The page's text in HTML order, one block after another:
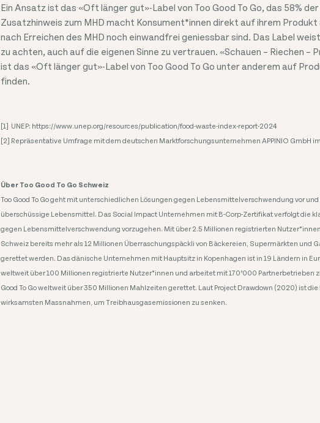
Ein Ansatz ist das «Oft länger gut»-Label von Too Good To Go, das 58%
Zusatzhinweis zum MHD macht Konsument*innen direkt auf ihrem
nach Erreichen des MHD noch einwandfrei geniessbar sind. Das Label
zu achten, auch auf die eigenen Sinne zu vertrauen. «Schauen – Riechen –
ist das «Oft länger gut»-Label von Too Good To Go unter anderem auf
finden.
[1] ​ UNEP: https://www.unep.org/resources/publication/food-waste-index-report-2024
[2] Repräsentative Umfrage mit dem deutschen Marktforschungsunternehmen APPINIO GmbH
Über Too Good To Go Schweiz
Too Good To Go geht mit unterschiedlichen Lösungen gegen Lebensmittelverschwendung vor
überschüssige Lebensmittel. Das Social Impact Unternehmen mit B-Corp-Zertifikat verfolgt die
gegen Lebensmittelverschwendung vorzugehen. Mit über 2.5 Millionen registrierten
Schweiz bereits mehr als 12 Millionen Überraschungspäckli von Bäckereien, Supermärkten und
gerettet werden. ​Das dänische Unternehmen mit Hauptsitz in Kopenhagen ist in 19 Ländern in
weltweit über 100 Millionen registrierte Nutzer*innen und arbeitet mit 170’000 Partnerbetrieben
Good To Go weltweit über 350 Millionen Mahlzeiten gerettet. Laut Project Drawdown (2020) ist
wirksamsten Massnahmen, um Treibhausgasemissionen zu senken.